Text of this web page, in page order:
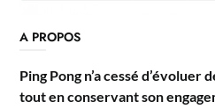
A PROPOS
Ping Pong n’a cessé d’évoluer
tout en conservant son